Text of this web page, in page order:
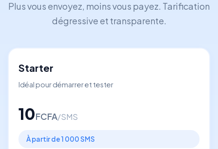
Plus vous envoyez, moins vous payez. Tarification
dégressive et transparente.
Starter
Idéal pour démarrer et tester
10FCFA/SMS
À partir de 1 000 SMS